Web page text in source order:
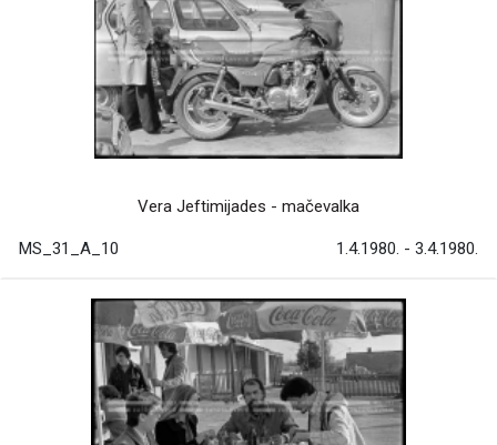
Vera Jeftimijades - mačevalka
MS_31_A_10 1.4.1980. - 3.4.1980.